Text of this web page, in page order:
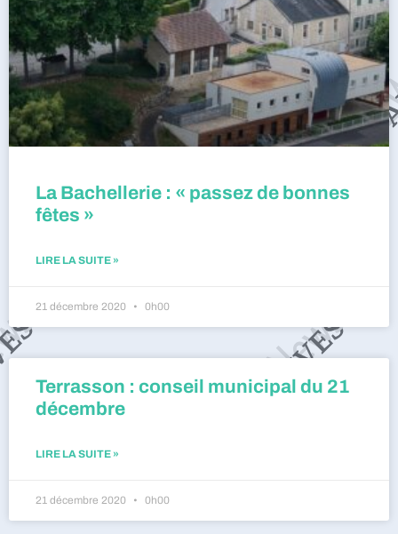
La Bachellerie : « passez de bonnes
fêtes »
LIRE LA SUITE »
21 décembre 2020 0h00
Terrasson : conseil municipal du 21
décembre
LIRE LA SUITE »
21 décembre 2020 0h00